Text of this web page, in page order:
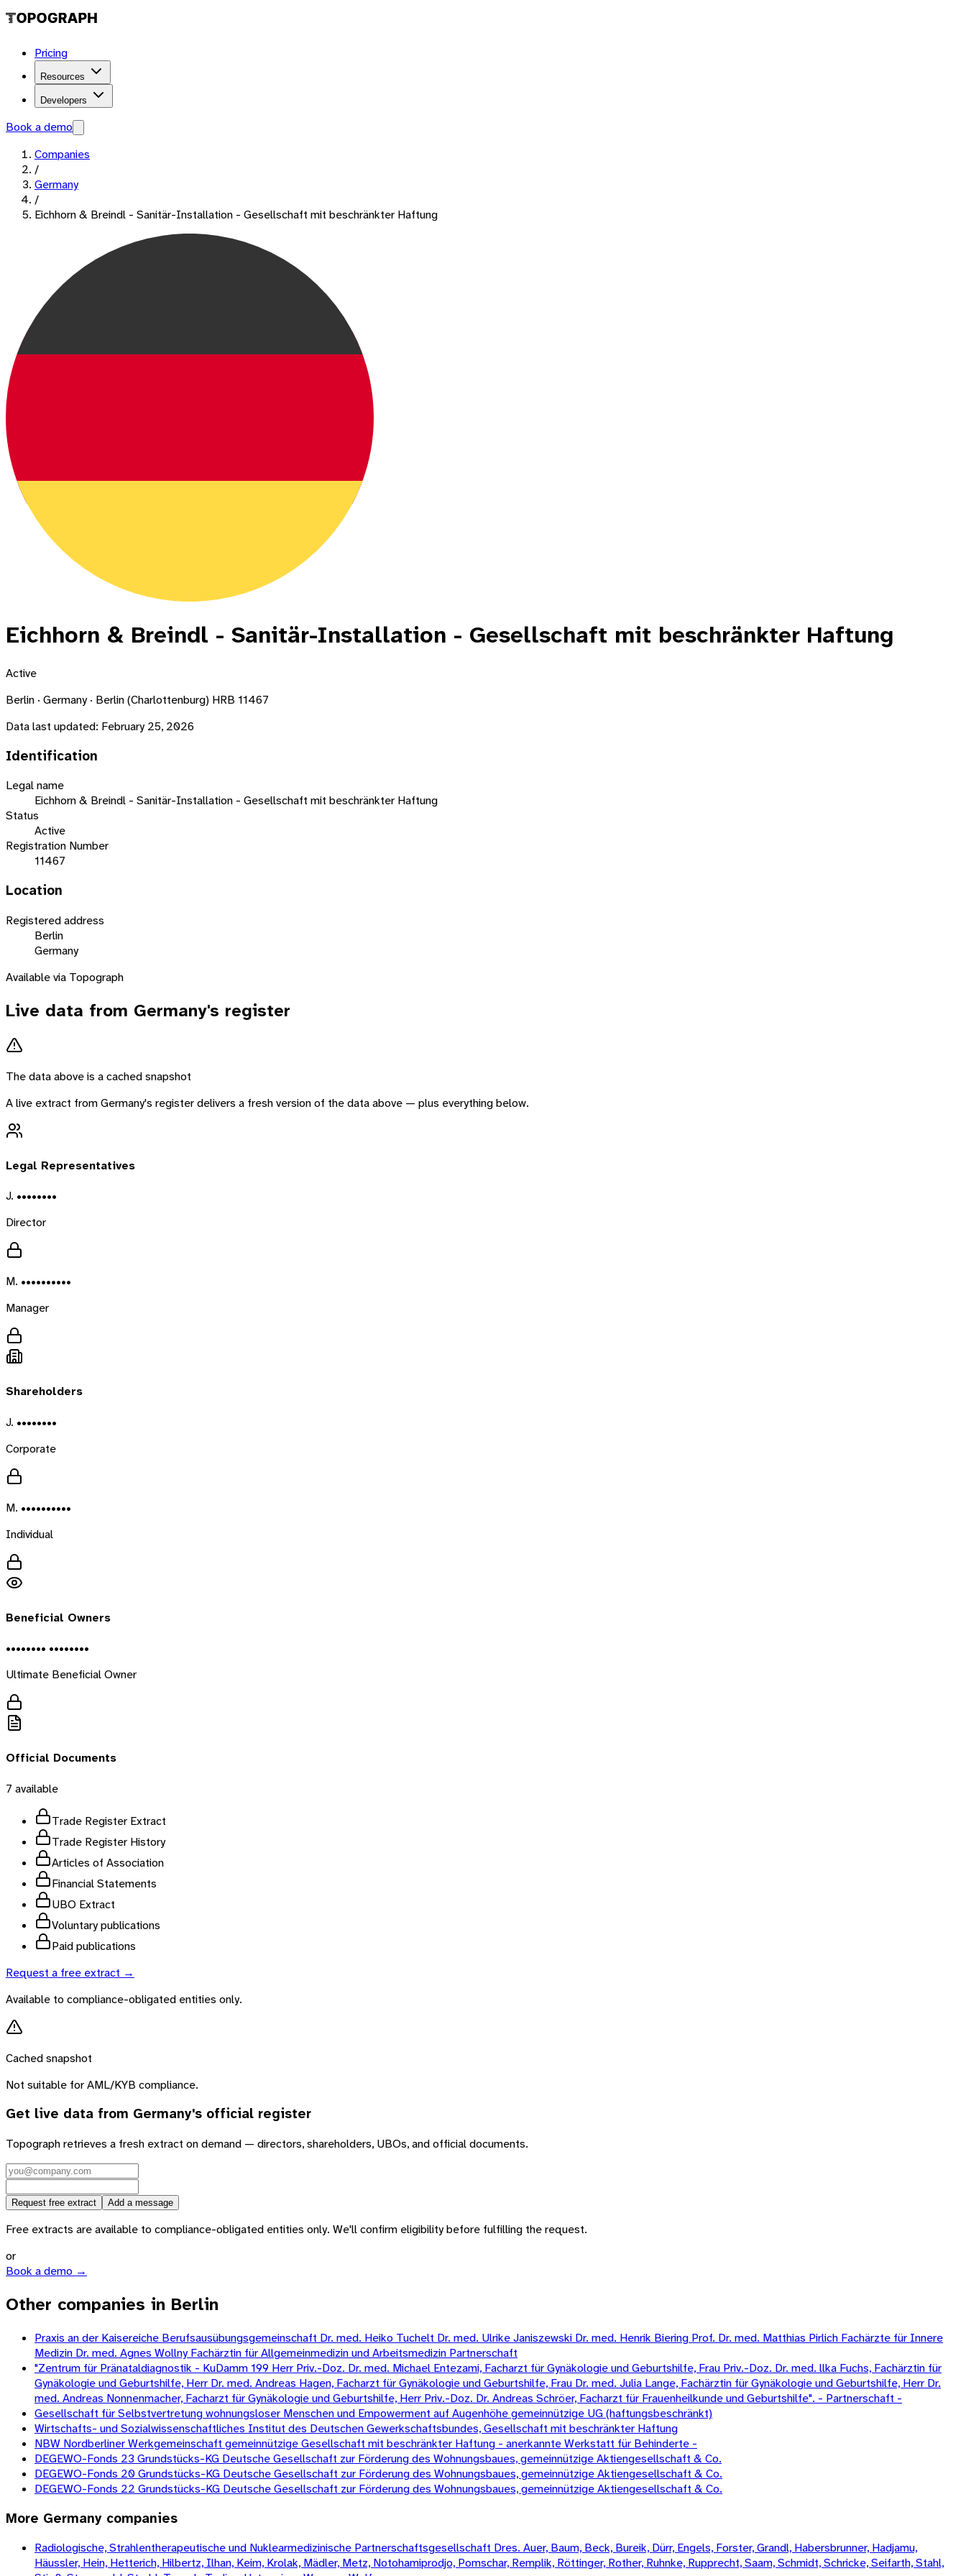
Pricing
Resources
Developers
Book a demo
Companies
/
Germany
/
Eichhorn & Breindl - Sanitär-Installation - Gesellschaft mit beschränkter Haftung
Eichhorn & Breindl - Sanitär-Installation - Gesellschaft mit beschränkter Haftung
Active
Berlin · Germany · Berlin (Charlottenburg) HRB 11467
Data last updated: February 25, 2026
Identification
Legal name
Eichhorn & Breindl - Sanitär-Installation - Gesellschaft mit beschränkter Haftung
Status
Active
Registration Number
11467
Location
Registered address
Berlin
Germany
Available via Topograph
Live data from Germany's register
The data above is a cached snapshot
A live extract fromGermany's register delivers a fresh version of the data above — plus everything below.
Legal Representatives
J. ••••••••
Director
M. ••••••••••
Manager
Shareholders
J. ••••••••
Corporate
M. ••••••••••
Individual
Beneficial Owners
•••••••• ••••••••
Ultimate Beneficial Owner
Official Documents
7 available
Trade Register Extract
Trade Register History
Articles of Association
Financial Statements
UBO Extract
Voluntary publications
Paid publications
Request a free extract →
Available to compliance-obligated entities only.
Cached snapshot
Not suitable for AML/KYB compliance.
Get live data from Germany's official register
Topograph retrieves a fresh extract on demand — directors, shareholders, UBOs, and official documents.
Request free extract Add a message
Free extracts are available to compliance-obligated entities only. We'll confirm eligibility before fulfilling the request.
or
Book a demo →
Other companies in Berlin
Praxis an der Kaisereiche Berufsausübungsgemeinschaft Dr. med. Heiko Tuchelt Dr. med. Ulrike Janiszewski Dr. med. Henrik Biering Prof. Dr. med. Matthias Pirlich Fachärzte für Innere
Medizin Dr. med. Agnes Wollny Fachärztin für Allgemeinmedizin und Arbeitsmedizin Partnerschaft
"Zentrum für Pränataldiagnostik - KuDamm 199 Herr Priv.-Doz. Dr. med. Michael Entezami, Facharzt für Gynäkologie und Geburtshilfe, Frau Priv.-Doz. Dr. med. llka Fuchs, Fachärztin für
Gynäkologie und Geburtshilfe, Herr Dr. med. Andreas Hagen, Facharzt für Gynäkologie und Geburtshilfe, Frau Dr. med. Julia Lange, Fachärztin für Gynäkologie und Geburtshilfe, Herr Dr.
med. Andreas Nonnenmacher, Facharzt für Gynäkologie und Geburtshilfe, Herr Priv.-Doz. Dr. Andreas Schröer, Facharzt für Frauenheilkunde und Geburtshilfe". - Partnerschaft -
Gesellschaft für Selbstvertretung wohnungsloser Menschen und Empowerment auf Augenhöhe gemeinnützige UG (haftungsbeschränkt)
Wirtschafts- und Sozialwissenschaftliches Institut des Deutschen Gewerkschaftsbundes, Gesellschaft mit beschränkter Haftung
NBW Nordberliner Werkgemeinschaft gemeinnützige Gesellschaft mit beschränkter Haftung - anerkannte Werkstatt für Behinderte -
DEGEWO-Fonds 23 Grundstücks-KG Deutsche Gesellschaft zur Förderung des Wohnungsbaues, gemeinnützige Aktiengesellschaft & Co.
DEGEWO-Fonds 20 Grundstücks-KG Deutsche Gesellschaft zur Förderung des Wohnungsbaues, gemeinnützige Aktiengesellschaft & Co.
DEGEWO-Fonds 22 Grundstücks-KG Deutsche Gesellschaft zur Förderung des Wohnungsbaues, gemeinnützige Aktiengesellschaft & Co.
More Germany companies
Radiologische, Strahlentherapeutische und Nuklearmedizinische Partnerschaftsgesellschaft Dres. Auer, Baum, Beck, Bureik, Dürr, Engels, Forster, Grandl, Habersbrunner, Hadjamu,
Häussler, Hein, Hetterich, Hilbertz, Ilhan, Keim, Krolak, Mädler, Metz, Notohamiprodjo, Pomschar, Remplik, Röttinger, Rother, Ruhnke, Rupprecht, Saam, Schmidt, Schricke, Seifarth, Stahl,